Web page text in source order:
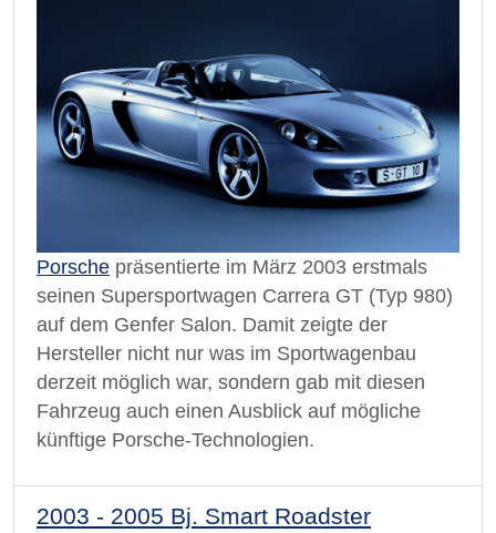
Porsche präsentierte im März 2003 erstmals
seinen Supersportwagen Carrera GT (Typ 980)
auf dem Genfer Salon. Damit zeigte der
Hersteller nicht nur was im Sportwagenbau
derzeit möglich war, sondern gab mit diesen
Fahrzeug auch einen Ausblick auf mögliche
künftige Porsche-Technologien.
2003 - 2005 Bj. Smart Roadster